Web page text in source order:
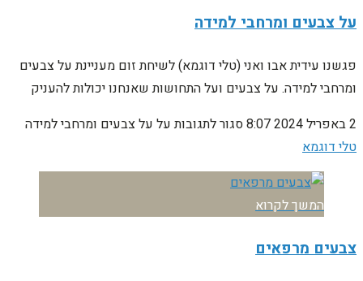
על צבעים ומרחבי למידה
פגשנו עידית אבו ואני (טלי דוגמא) לשיחת זום מעניינת על צבעים
ומרחבי למידה. על צבעים ועל התחושות שאנחנו יכולות להעניק
2 באפריל 2024
8:07סגור לתגובותעל על צבעים ומרחבי למידה
טלי דוגמא
המשך לקרוא
צבעים מרפאים